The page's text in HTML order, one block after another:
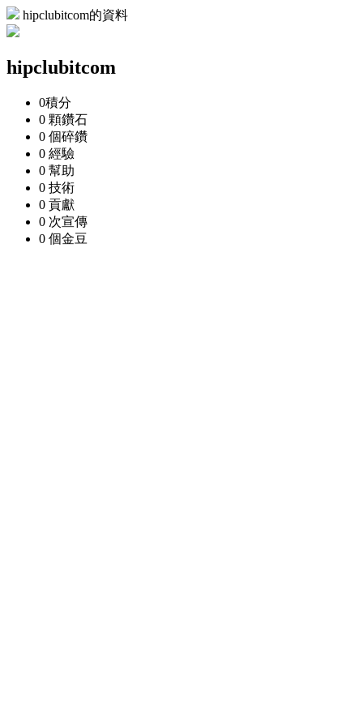
hipclubitcom的資料
hipclubitcom
0積分
0 顆鑽石
0 個碎鑽
0 經驗
0 幫助
0 技術
0 貢獻
0 次宣傳
0 個金豆